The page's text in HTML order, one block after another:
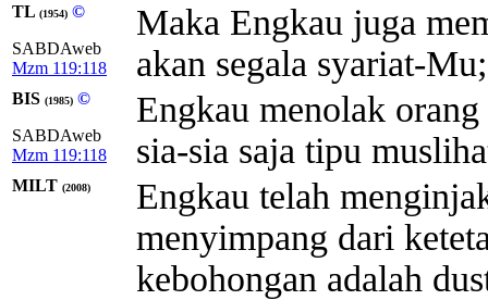
TL (1954) ©
SABDAweb
Mzm 119:118
Maka Engkau juga
akan segala syariat-
BIS (1985) ©
SABDAweb
Mzm 119:118
Engkau menolak
sia-sia saja tipu
MILT (2008)
Engkau telah
menyimpang dari
kebohongan adalah